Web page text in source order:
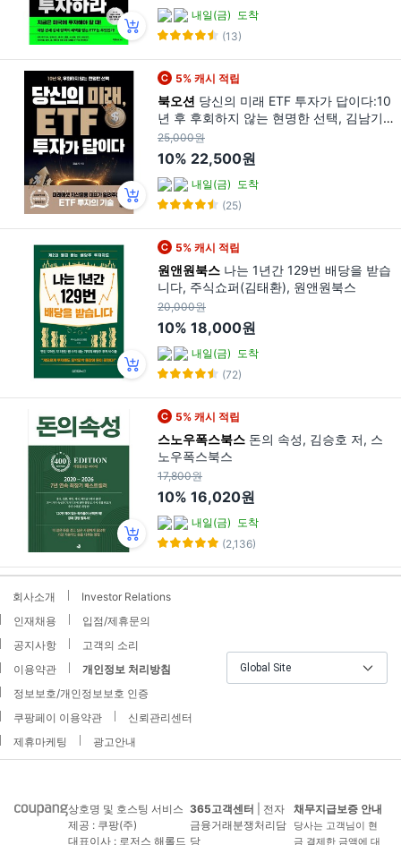
내일(금)
도착
(13)
5% 캐시 적립
북오션 당신의 미래 ETF 투자가 답이다:10
년 후 후회하지 않는 현명한 선택, 김남기,
북오션
25,000원
10% 22,500원
내일(금)
도착
(25)
5% 캐시 적립
원앤원북스 나는 1년간 129번 배당을 받습
니다, 주식쇼퍼(김태환), 원앤원북스
20,000원
10% 18,000원
내일(금)
도착
(72)
5% 캐시 적립
스노우폭스북스 돈의 속성, 김승호 저, 스
노우폭스북스
17,800원
10% 16,020원
내일(금)
도착
(2,136)
회사소개
Investor Relations
인재채용
입점/제휴문의
공지사항
고객의 소리
이용약관
개인정보 처리방침
정보보호/개인정보보호 인증
쿠팡페이 이용약관
신뢰관리센터
제휴마케팅
광고안내
Global Site
상호명 및 호스팅 서비스
제공 : 쿠팡(주)
대표이사 : 로저스 해롤드
365고객센터 | 전자
금융거래분쟁처리담
당
채무지급보증 안내
당사는 고객님이 현
금 결제한 금액에 대